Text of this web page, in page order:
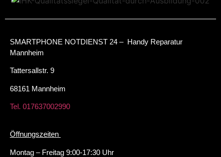
SMARTPHONE NOTDIENST 24 – Handy Reparatur
Mannheim
Tattersallstr. 9
68161 Mannheim
Tel. 017637002990
Öffnungszeiten
Montag – Freitag 9:00-17:30 Uhr